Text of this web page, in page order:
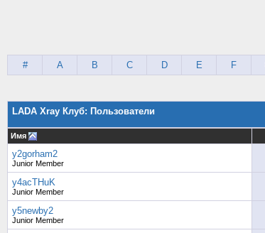
# A B C D E F
LADA Xray Клуб: Пользователи
Имя
y2gorham2
Junior Member
y4acTHuK
Junior Member
y5newby2
Junior Member